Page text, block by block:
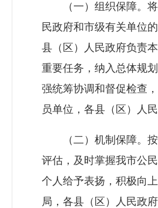
（一）组织保障。将
民政府和市级有关单位
县（区）人民政府负责
重要任务，纳入总体规
强统筹协调和督促检查
员单位，各县（区）人
（二）机制保障。按
评估，及时掌握我市公
个人给予表扬，积极向
局，各县（区）人民政